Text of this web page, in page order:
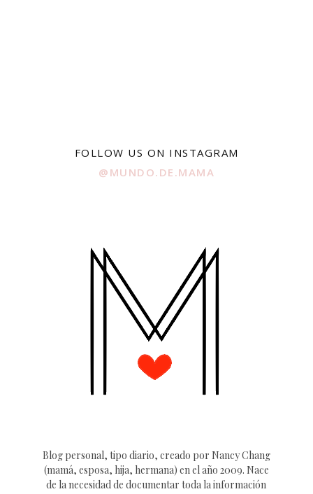
FOLLOW US ON INSTAGRAM
@MUNDO.DE.MAMA
Blog personal, tipo diario, creado por Nancy Chang
(mamá, esposa, hija, hermana) en el año 2009. Nace
de la necesidad de documentar toda la información